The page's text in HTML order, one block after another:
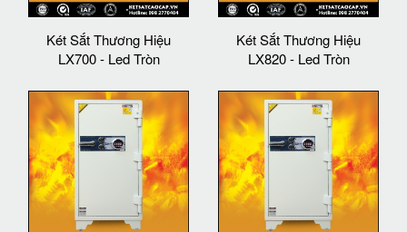
Két Sắt Thương Hiệu
LX700 - Led Tròn
Két Sắt Thương Hiệu
LX820 - Led Tròn